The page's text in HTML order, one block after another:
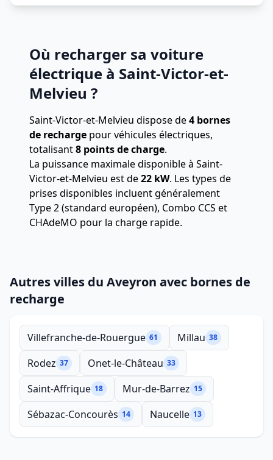
Où recharger sa voiture
électrique à Saint-Victor-et-
Melvieu ?
Saint-Victor-et-Melvieu dispose de4 bornes
de recharge pour véhicules électriques,
totalisant8 points de charge.
La puissance maximale disponible à Saint-
Victor-et-Melvieu est de22 kW. Les types de
prises disponibles incluent généralement
Type 2 (standard européen), Combo CCS et
CHAdeMO pour la charge rapide.
Autres villes du Aveyron avec bornes de
recharge
Villefranche-de-Rouergue 61 Millau 38
Rodez 37 Onet-le-Château 33
Saint-Affrique 18 Mur-de-Barrez 15
Sébazac-Concourès 14 Naucelle 13